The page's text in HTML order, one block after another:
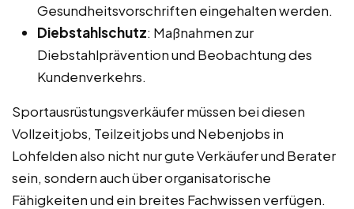
Gesundheitsvorschriften eingehalten werden.
Diebstahlschutz: Maßnahmen zur
Diebstahlprävention und Beobachtung des
Kundenverkehrs.
Sportausrüstungsverkäufer müssen bei diesen
Vollzeitjobs, Teilzeitjobs und Nebenjobs in
Lohfelden also nicht nur gute Verkäufer und Berater
sein, sondern auch über organisatorische
Fähigkeiten und ein breites Fachwissen verfügen.